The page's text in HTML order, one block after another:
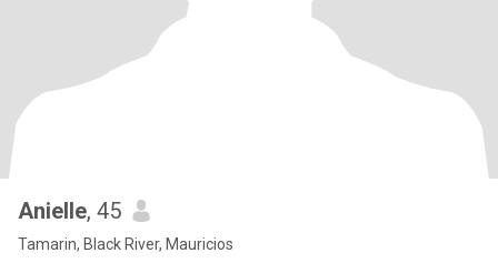
Anielle, 45
Tamarin, Black River, Mauricios